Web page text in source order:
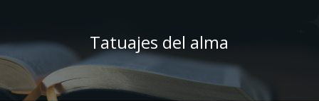
Tatuajes del alma